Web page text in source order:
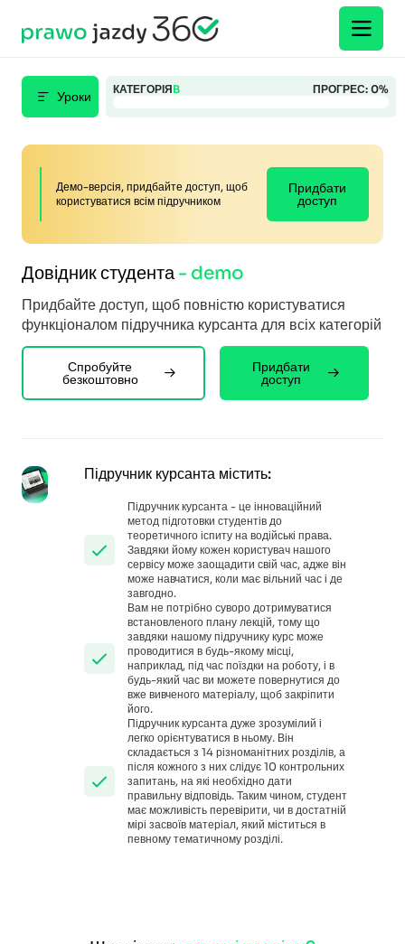
Уроки КАТЕГОРІЯB ПРОГРЕС: 0%
Демо-версія, придбайте доступ, щоб
користуватися всім підручником
Придбати
доступ
Довідник студента- demo
Придбайте доступ, щоб повністю користуватися
функціоналом підручника курсанта для всіх категорій
Спробуйте
безкоштовно
Придбати
доступ
Підручник курсанта містить:
Підручник курсанта - це інноваційний
метод підготовки студентів до
теоретичного іспиту на водійські права.
Завдяки йому кожен користувач нашого
сервісу може заощадити свій час, адже він
може навчатися, коли має вільний час і де
завгодно.
Вам не потрібно суворо дотримуватися
встановленого плану лекцій, тому що
завдяки нашому підручнику курс може
проводитися в будь-якому місці,
наприклад, під час поїздки на роботу, і в
будь-який час ви можете повернутися до
вже вивченого матеріалу, щоб закріпити
його.
Підручник курсанта дуже зрозумілий і
легко орієнтуватися в ньому. Він
складається з 14 різноманітних розділів, а
після кожного з них слідує 10 контрольних
запитань, на які необхідно дати
правильну відповідь. Таким чином, студент
має можливість перевірити, чи в достатній
мірі засвоїв матеріал, який міститься в
певному тематичному розділі.